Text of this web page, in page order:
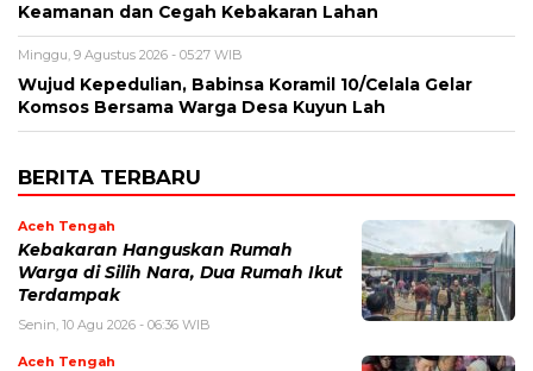
Keamanan dan Cegah Kebakaran Lahan
Minggu, 9 Agustus 2026 - 05:27 WIB
‎Wujud Kepedulian, Babinsa Koramil 10/Celala Gelar
Komsos Bersama Warga Desa Kuyun Lah
BERITA TERBARU
Aceh Tengah
‎Kebakaran Hanguskan Rumah
Warga di Silih Nara, Dua Rumah Ikut
Terdampak
Senin, 10 Agu 2026 - 06:36 WIB
Aceh Tengah